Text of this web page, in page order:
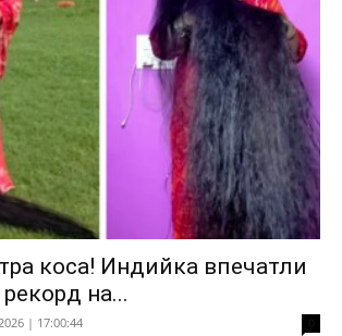
коса! Индийка впечатли
на...
| 17:00:44